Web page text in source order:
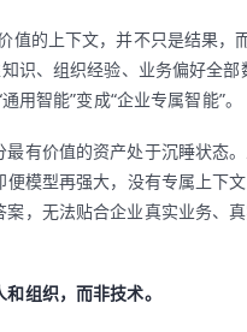
值的上下文，并不只是结果，
识、组织经验、业务偏好全部
用智能”变成“企业专属智能”。
有价值的资产处于沉睡状态
模型再强大，没有专属上下
案，无法贴合企业真实业务、
组织，而非技术。